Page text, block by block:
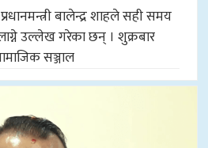
बालेन्द्र शाहले सही समय
उल्लेख गरेका छन् । शुक्रबार
सञ्जाल